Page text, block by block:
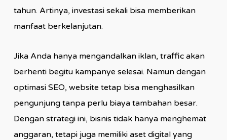
tahun. Artinya, investasi sekali bisa memberikan
manfaat berkelanjutan.
Jika Anda hanya mengandalkan iklan, traffic akan
berhenti begitu kampanye selesai. Namun dengan
optimasi SEO, website tetap bisa menghasilkan
pengunjung tanpa perlu biaya tambahan besar.
Dengan strategi ini, bisnis tidak hanya menghemat
anggaran, tetapi juga memiliki aset digital yang